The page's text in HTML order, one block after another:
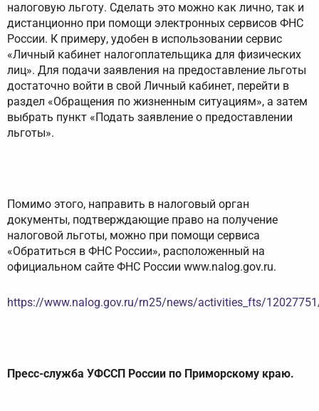
налоговую льготу. Сделать это можно как лично, так и
дистанционно при помощи электронных сервисов ФНС
России. К примеру, удобен в использовании сервис
«Личный кабинет налогоплательщика для физических
лиц». Для подачи заявления на предоставление льготы
достаточно войти в свой Личный кабинет, перейти в
раздел «Обращения по жизненным ситуациям», а затем
выбрать пункт «Подать заявление о предоставлении
льготы».
Помимо этого, направить в налоговый орган
документы, подтверждающие право на получение
налоговой льготы, можно при помощи сервиса
«Обратиться в ФНС России», расположенный на
официальном сайте ФНС России www.nalog.gov.ru.
https://www.nalog.gov.ru/rn25/news/activities_fts/
Пресс-служба УФССП России по Приморскому краю.